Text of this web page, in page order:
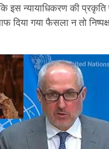
इस न्यायाधिकरण की प्रकृति
दिया गया फैसला न तो